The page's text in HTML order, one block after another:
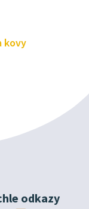
kovy
odkazy